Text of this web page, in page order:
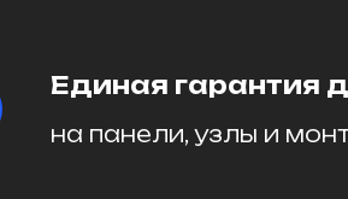
Единая гарантия
на панели, узлы и